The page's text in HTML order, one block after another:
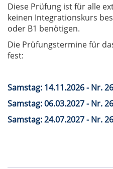
Diese Prüfung ist für alle
keinen Integrationskurs
oder B1 benötigen.
Die Prüfungstermine für
fest:
Samstag: 14.11.2026 - Nr.
Samstag: 06.03.2027 - Nr.
Samstag: 24.07.2027 - Nr.